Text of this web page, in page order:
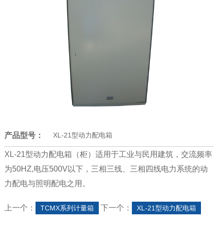
产品型号： XL-21型动力配电箱
XL-21型动力配电箱（柜）适用于工业与民用建筑，交流频率
为50HZ,电压500V以下，三相三线、三相四线电力系统的动
力配电与照明配电之用。
上一个： TCMX系列计量箱 下一个： XL-21型动力配电箱